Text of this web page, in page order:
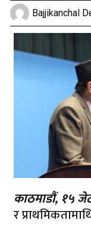
Bajjikanchal
काठमाडौं, १५
र